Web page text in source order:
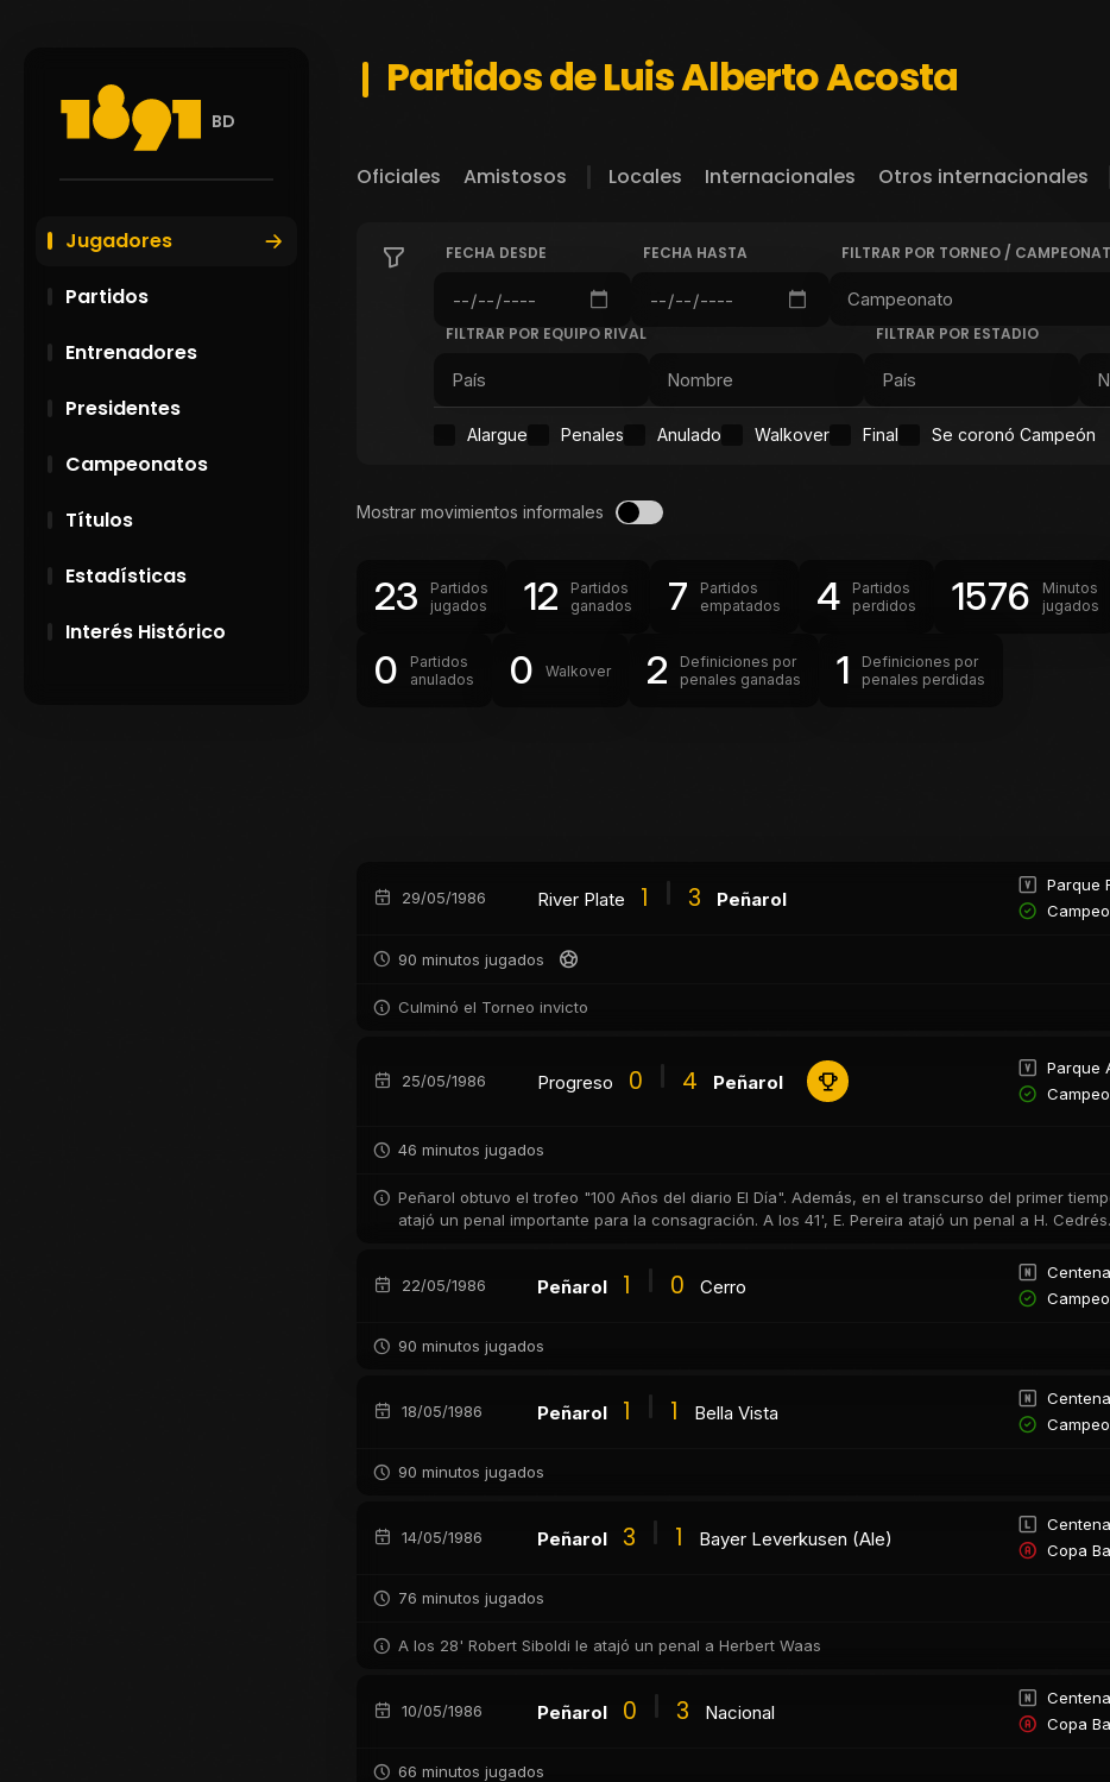
BD
Jugadores
Partidos
Entrenadores
Presidentes
Campeonatos
Títulos
Estadísticas
Interés Histórico
Partidos de Luis Alberto Acosta
Oficiales Amistosos Locales Internacionales Otros internacionales
FECHA DESDE FECHA HASTA FILTRAR POR TORNEO /
FILTRAR POR EQUIPO RIVAL FILTRAR POR ESTADIO
Alargue Penales Anulado Walkover Final Se coronó Campeón
Mostrar movimientos informales
23
Partidos
jugados
12
Partidos
ganados
7
Partidos
empatados
4
Partidos
perdidos
1576
Minutos
jugados
0
Partidos
anulados
0 Walkover 2
Definiciones por
penales ganadas
1
Definiciones por
penales perdidas
29/05/1986 River Plate 1 3 Peñarol
Parque
90 minutos jugados
Culminó el Torneo invicto
25/05/1986 Progreso 0 4 Peñarol
Parque
46 minutos jugados
Peñarol obtuvo el trofeo "100 Años del diario El Día". Además, en el transcurso del primer
atajó un penal importante para la consagración. A los 41', E. Pereira atajó un penal a H. Cedrés.
22/05/1986 Peñarol 1 0 Cerro
90 minutos jugados
18/05/1986 Peñarol 1 1 Bella Vista
90 minutos jugados
14/05/1986 Peñarol 3 1 Bayer Leverkusen (Ale)
Copa
76 minutos jugados
A los 28' Robert Siboldi le atajó un penal a Herbert Waas
10/05/1986 Peñarol 0 3 Nacional
Copa
66 minutos jugados